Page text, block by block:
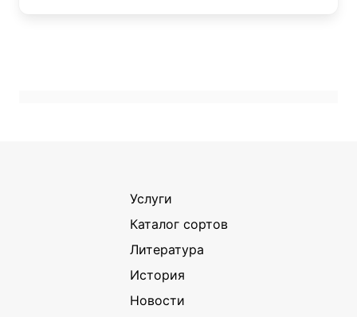
Услуги
Каталог сортов
Литература
История
Новости